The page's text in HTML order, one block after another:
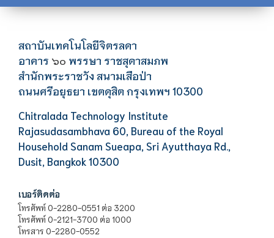
สถาบันเทคโนโลยีจิตรลดา
อาคาร ๖๐ พรรษา ราชสุดาสมภพ
สำนักพระราชวัง สนามเสือป่า
ถนนศรีอยุธยา เขตดุสิต กรุงเทพฯ 10300
Chitralada Technology Institute
Rajasudasambhava 60, Bureau of the Royal
Household Sanam Sueapa, Sri Ayutthaya Rd.,
Dusit, Bangkok 10300
เบอร์ติดต่อ
โทรศัพท์ 0-2280-0551 ต่อ 3200
โทรศัพท์ 0-2121-3700 ต่อ 1000
โทรสาร 0-2280-0552